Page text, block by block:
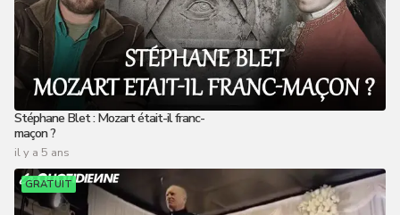
Stéphane Blet : Mozart était-il franc-
maçon ?
il y a 5 ans
GRATUIT